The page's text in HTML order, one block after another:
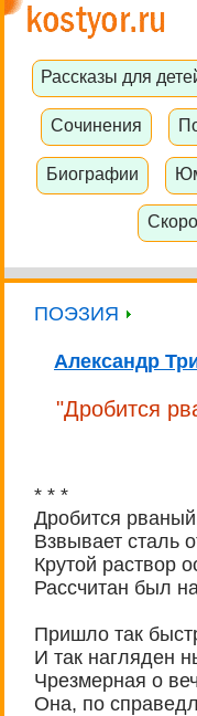
Рассказы для
Сочинения
Биографии
ПОЭЗИЯ
Александр
"Дробится
* * *
Дробится
Взвывает сталь
Крутой раствор
Рассчитан был
Пришло так
И так нагляден
Чрезмерная о
Она, по